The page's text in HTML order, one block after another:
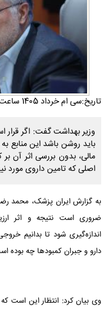
تاريخ:سی ام خرداد 1405 ساعت 22:04
وزیر بهداشت گفت: اگر
باید روشن باشد این منابع
مالی، بدون بررسی اثر آن
اصلی که تامین داروی مورد
به گزارش ایران پزشک، محمد
ضروری است نتیجه و اثر
اندازه‌گیری شود تا بدانیم
دارو و جبران کمبودها چه بوده
وی بیان کرد: انتظار این است